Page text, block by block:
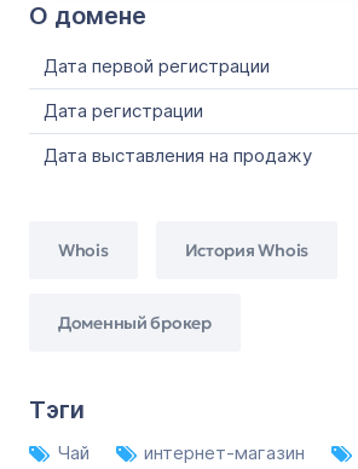
О домене
Дата первой регистрации
Дата регистрации
Дата выставления на продажу
Whois История Whois
Доменный брокер
Тэги
Чай интернет-магазин